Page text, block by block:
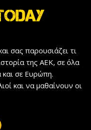
σας παρουσιάζει τι
της ΑΕΚ, σε όλα
σε Ευρώπη.
και να μαθαίνουν οι